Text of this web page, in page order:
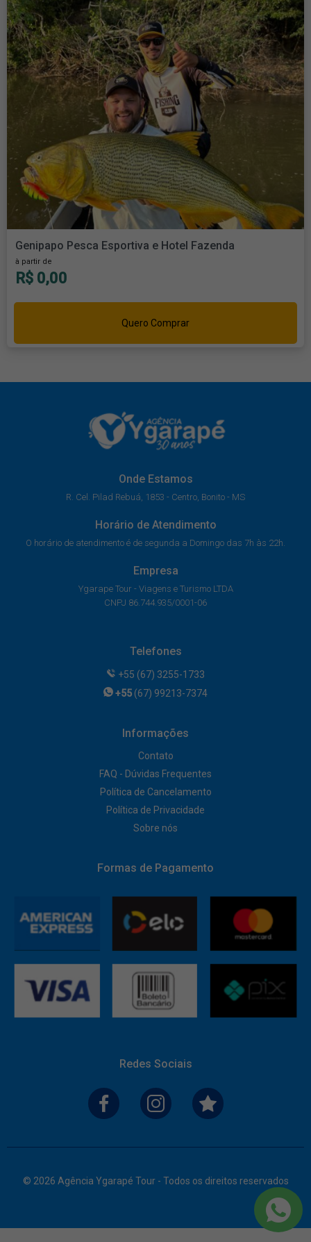
Genipapo Pesca Esportiva e Hotel Fazenda
à partir de
R$ 0,00
Quero Comprar
Onde Estamos
R. Cel. Pilad Rebuá, 1853 - Centro, Bonito - MS
Horário de Atendimento
O horário de atendimento é de segunda a Domingo das 7h às 22h.
Empresa
Ygarape Tour - Viagens e Turismo LTDA
CNPJ 86.744.935/0001-06
Telefones
+55 (67) 3255-1733
+55 (67) 99213-7374
Informações
Contato
FAQ - Dúvidas Frequentes
Política de Cancelamento
Política de Privacidade
Sobre nós
Formas de Pagamento
Redes Sociais
© 2026 Agência Ygarapé Tour - Todos os direitos reservados